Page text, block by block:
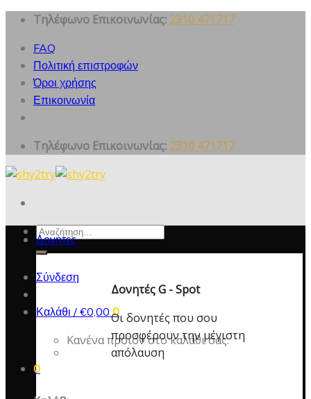
Skip
content
Τηλέφωνο Επικοινωνίας: 2310 471717
FAQ
Πολιτική επιστροφών
Όροι χρήσης
Επικοινωνία
Τηλέφωνο Επικοινωνίας: 2310 471717
Αναζήτηση
για:
Σύνδεση
Καλάθι / €0,00 0
Κανένα προϊόν στο καλάθι σας.
0
Δονητες
Δονητές G - Spot
Οι δονητές που σου
προσφέρουν την μέγιστη
απόλαυση